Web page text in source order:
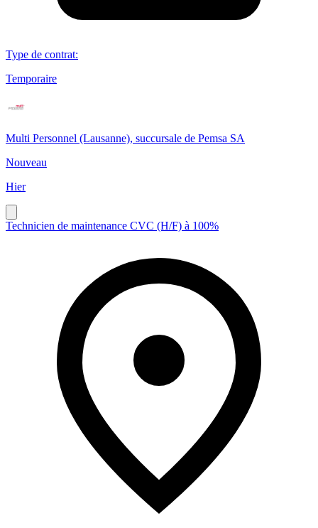
Type de contrat:
Temporaire
Multi Personnel (Lausanne), succursale de Pemsa SA
Nouveau
Hier
Technicien de maintenance CVC (H/F) à 100%